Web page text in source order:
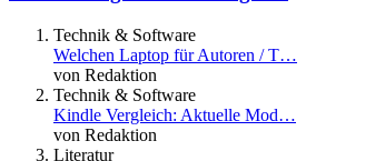
Technik & Software
Welchen Laptop für Autoren / T…
von Redaktion
Technik & Software
Kindle Vergleich: Aktuelle Mod…
von Redaktion
Literatur